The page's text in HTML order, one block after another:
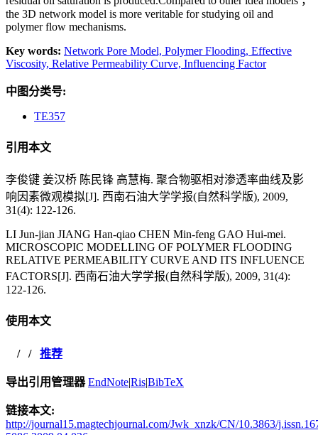
the 3D network model is more veritable for studying oil and
polymer flow mechanisms.
Key words: Network Pore Model, Polymer Flooding, Effective
Viscosity, Relative Permeability Curve, Influencing Factor
中图分类号:
TE357
引用本文
李俊键 姜汉桥 陈民锋 高慧梅. 聚合物驱相对渗透率曲线及影
响因素微观模拟[J]. 西南石油大学学报(自然科学版), 2009,
31(4): 122-126.
LI Jun-jian JIANG Han-qiao CHEN Min-feng GAO Hui-mei.
MICROSCOPIC MODELLING OF POLYMER FLOODING
RELATIVE PERMEABILITY CURVE AND ITS INFLUENCE
FACTORS[J]. 西南石油大学学报(自然科学版), 2009, 31(4):
122-126.
使用本文
/ / 推荐
导出引用管理器 EndNote|Ris|BibTeX
链接本文:
http://journal15.magtechjournal.com/Jwk_xnzk/CN/10.3863/